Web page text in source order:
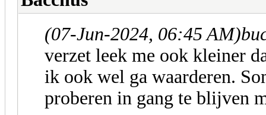
(07-Jun-2024, 06:45 AM)
verzet leek me ook kleiner
ik ook wel ga waarderen.
proberen in gang te blijven